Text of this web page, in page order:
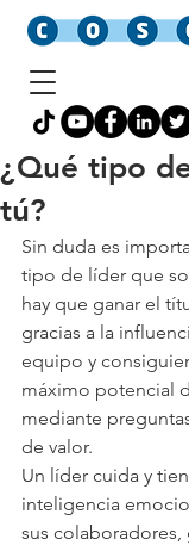
¿Qué tipo
tú?
Sin duda es
tipo de líder que
hay que ganar el
gracias a la
equipo y
máximo potencial
mediante
de valor.
Un líder cuida y
inteligencia
sus